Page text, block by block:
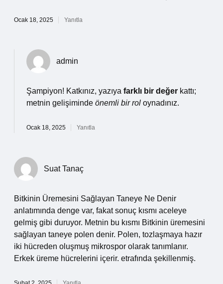
Ocak 18, 2025 Yanıtla
admin
Şampiyon! Katkınız, yazıya farklı bir değer kattı;
metnin gelişiminde önemli bir rol oynadınız.
Ocak 18, 2025 Yanıtla
Suat Tanaç
Bitkinin Üremesini Sağlayan Taneye Ne Denir
anlatımında denge var, fakat sonuç kısmı aceleye
gelmiş gibi duruyor. Metnin bu kısmı Bitkinin üremesini
sağlayan taneye polen denir. Polen, tozlaşmaya hazır
iki hücreden oluşmuş mikrospor olarak tanımlanır.
Erkek üreme hücrelerini içerir. etrafında şekillenmiş.